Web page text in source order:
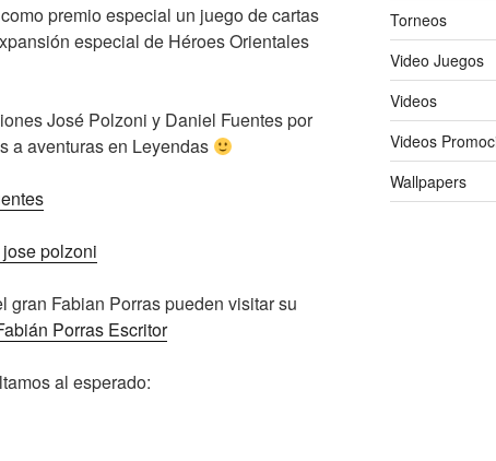
premio especial un juego de cartas
especial de Héroes Orientales
José Polzoni y Daniel Fuentes por
a aventuras en Leyendas
polzoni
gran Fabian Porras pueden visitar su
Porras Escritor
al esperado:
Torneos
Video Juegos
Videos
Videos
Wallpapers